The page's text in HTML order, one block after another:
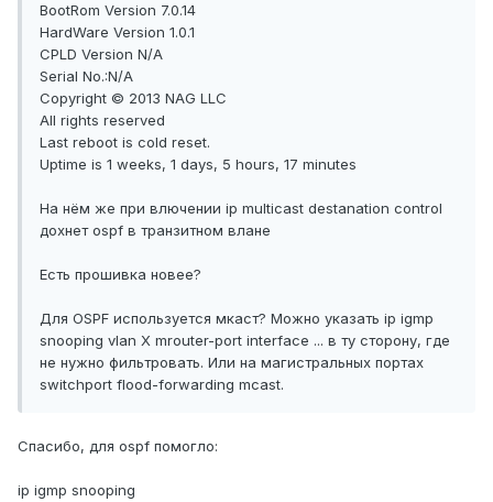
BootRom Version 7.0.14
HardWare Version 1.0.1
CPLD Version N/A
Serial No.:N/A
Copyright © 2013 NAG LLC
All rights reserved
Last reboot is cold reset.
Uptime is 1 weeks, 1 days, 5 hours, 17 minutes
На нём же при влючении ip multicast destanation control
дохнет ospf в транзитном влане
Есть прошивка новее?
Для OSPF используется мкаст? Можно указать ip igmp
snooping vlan X mrouter-port interface ... в ту сторону, где
не нужно фильтровать. Или на магистральных портах
switchport flood-forwarding mcast.
Спасибо, для ospf помогло:
ip igmp snooping